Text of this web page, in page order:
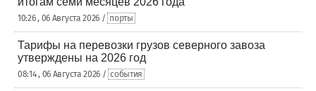
10:26 , 06 Августа 2026 / порты
Тарифы на перевозки грузов северного завоза
утверждены на 2026 год
08:14 , 06 Августа 2026 / события